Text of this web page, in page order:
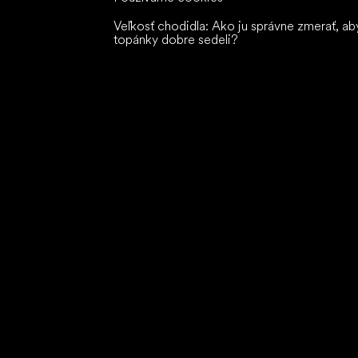
Veľkosť chodidla: Ako ju správne zmerať,
topánky dobre sedeli?